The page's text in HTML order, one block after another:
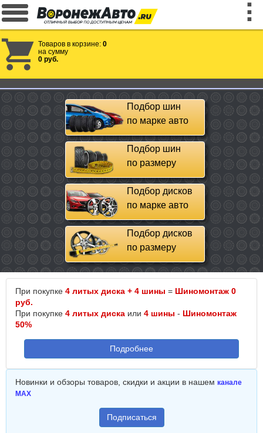
Товаров в корзине: 0
на сумму
0 руб.
Подбор шин
по марке авто
Подбор шин
по размеру
Подбор дисков
по марке авто
Подбор дисков
по размеру
При покупке 4 литых диска + 4 шины = Шиномонтаж 0
руб.
При покупке 4 литых диска или 4 шины - Шиномонтаж
50%
Подробнее
Новинки и обзоры товаров, скидки и акции в нашем канале
MAX
Подписаться